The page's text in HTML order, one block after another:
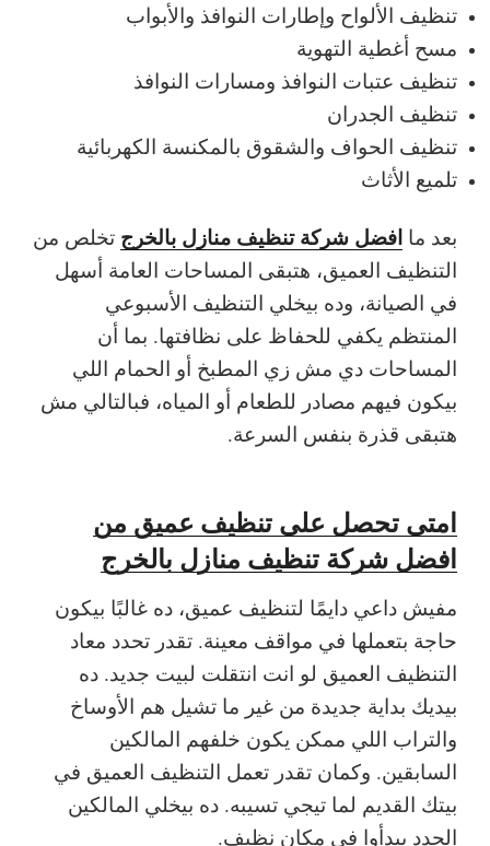
تنظيف الألواح وإطارات النوافذ والأبواب
مسح أغطية التهوية
تنظيف عتبات النوافذ ومسارات النوافذ
تنظيف الجدران
تنظيف الحواف والشقوق بالمكنسة الكهربائية
تلميع الأثاث
بعد ما افضل شركة تنظيف منازل بالخرج تخلص من
التنظيف العميق، هتبقى المساحات العامة أسهل
في الصيانة، وده بيخلي التنظيف الأسبوعي
المنتظم يكفي للحفاظ على نظافتها. بما أن
المساحات دي مش زي المطبخ أو الحمام اللي
بيكون فيهم مصادر للطعام أو المياه، فبالتالي مش
هتبقى قذرة بنفس السرعة.
امتى تحصل على تنظيف عميق من
افضل شركة تنظيف منازل بالخرج
مفيش داعي دايمًا لتنظيف عميق، ده غالبًا بيكون
حاجة بتعملها في مواقف معينة. تقدر تحدد معاد
التنظيف العميق لو انت انتقلت لبيت جديد. ده
بيديك بداية جديدة من غير ما تشيل هم الأوساخ
والتراب اللي ممكن يكون خلفهم المالكين
السابقين. وكمان تقدر تعمل التنظيف العميق في
بيتك القديم لما تيجي تسيبه. ده بيخلي المالكين
الجدد يبدأوا في مكان نظيف.